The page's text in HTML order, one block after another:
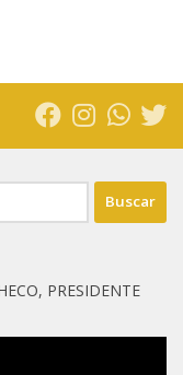
PRESIDENTE